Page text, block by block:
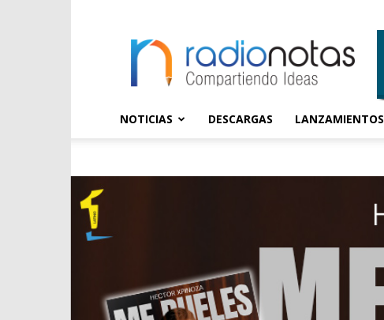
NOTICIAS DESCARGAS LANZAMIENTOS